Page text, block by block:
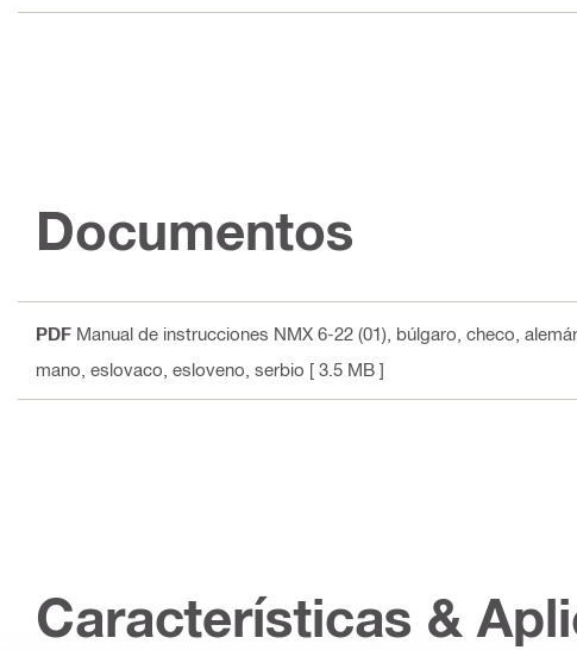
Documentos
PDF Manual de instrucciones NMX 6-22 (01) , búlgaro, checo,
mano, eslovaco, esloveno, serbio [ 3.5 MB ]
Características &